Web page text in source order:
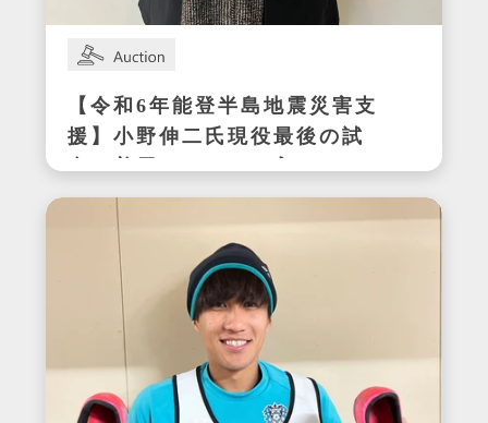
【令和6年能登半島地震災害支
援】小野伸二氏現役最後の試
合で着用したサイン入りスパ
イク